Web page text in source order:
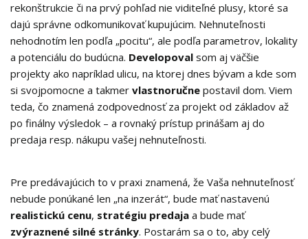
rekonštrukcie či na prvý pohľad nie viditeľné plusy, ktoré sa
dajú správne odkomunikovať kupujúcim. Nehnuteľnosti
nehodnotím len podľa „pocitu“, ale podľa parametrov, lokality
a potenciálu do budúcna. Developoval som aj väčšie
projekty ako napríklad ulicu, na ktorej dnes bývam a kde som
si svojpomocne a takmer vlastnoručne postavil dom. Viem
teda, čo znamená zodpovednosť za projekt od základov až
po finálny výsledok – a rovnaký prístup prinášam aj do
predaja resp. nákupu vašej nehnuteľnosti.
Pre predávajúcich to v praxi znamená, že Vaša nehnuteľnosť
nebude ponúkané len „na inzerát“, bude mať nastavenú
realistickú cenu, stratégiu predaja a bude mať
zvýraznené silné stránky. Postarám sa o to, aby celý